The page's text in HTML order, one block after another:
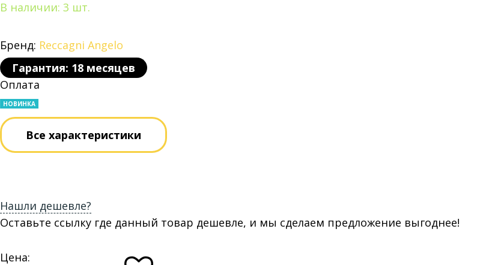
В наличии: 3 шт.
Бренд: Reccagni Angelo
Гарантия: 18 месяцев
Оплата
НОВИНКА
Все характеристики
Нашли дешевле?
Оставьте ссылку где данный товар дешевле, и мы сделаем предложение выгоднее!
Цена: